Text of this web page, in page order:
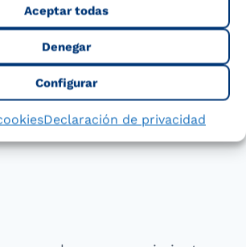
Aceptar todas
Denegar
Configurar
Declaración de privacidad
de nuestras mascotas